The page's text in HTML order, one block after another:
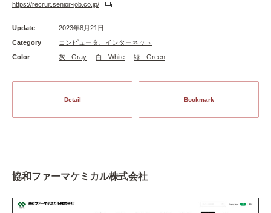
https://recruit.senior-job.co.jp/
Update
2023年8月21日
Category
コンピュータ、インターネット
Color
灰 - Gray 白 - White 緑 - Green
Detail Bookmark
協和ファーマケミカル株式会社